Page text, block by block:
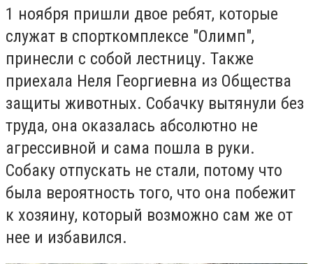
1 ноября пришли двое ребят, которые
служат в спорткомплексе "Олимп",
принесли с собой лестницу. Также
приехала Неля Георгиевна из Общества
защиты животных. Собачку вытянули без
труда, она оказалась абсолютно не
агрессивной и сама пошла в руки.
Собаку отпускать не стали, потому что
была вероятность того, что она побежит
к хозяину, который возможно сам же от
нее и избавился.